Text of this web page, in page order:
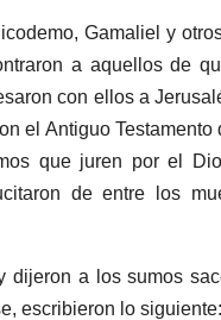
Gamaliel y
a aquellos de
con ellos a
el Antiguo Testamento
que juren por el
de entre los
dijeron a los sumos
escribieron lo siguiente: